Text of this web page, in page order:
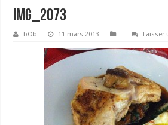
IMG_2073
bOb 11 mars 2013 Laisser